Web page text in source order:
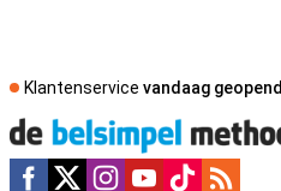
Klantenservice vandaag geopend
Social media